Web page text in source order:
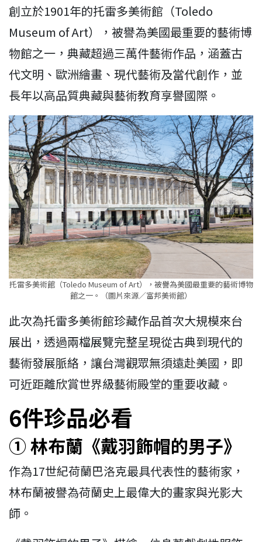
創立於1901年的托雷多美術館（Toledo
Museum of Art），被譽為美國最重要的藝術博
物館之一，典藏超過三萬件藝術作品，涵蓋古
代文明、歐洲繪畫、現代藝術及當代創作，並
長年以高品質典藏與藝術教育享譽國際。
托雷多美術館（Toledo Museum of Art），被譽為美國最重要的藝術博物
館之一。（圖片來源／富邦美術館）
此次為托雷多美術館珍藏作品首次大規模來台
展出，透過兩檔展覽完整呈現從古典到現代的
藝術發展脈絡，讓台灣觀眾無須遠赴美國，即
可近距離欣賞世界級藝術殿堂的重要收藏。
6件珍品必看
① 林布蘭《戴羽飾帽的男子》
作為17世紀荷蘭巴洛克最具代表性的藝術家，
林布蘭被譽為荷蘭史上最偉大的畫家與光影大
師。